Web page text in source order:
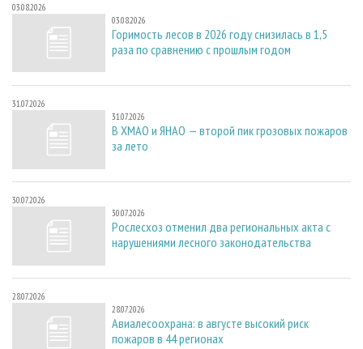
03.08.2026
03.08.2026
Горимость лесов в 2026 году снизилась в 1,5
раза по сравнению с прошлым годом
31.07.2026
31.07.2026
В ХМАО и ЯНАО — второй пик грозовых пожаров
за лето
30.07.2026
30.07.2026
Рослесхоз отменил два региональных акта с
нарушениями лесного законодательства
28.07.2026
28.07.2026
Авиалесоохрана: в августе высокий риск
пожаров в 44 регионах